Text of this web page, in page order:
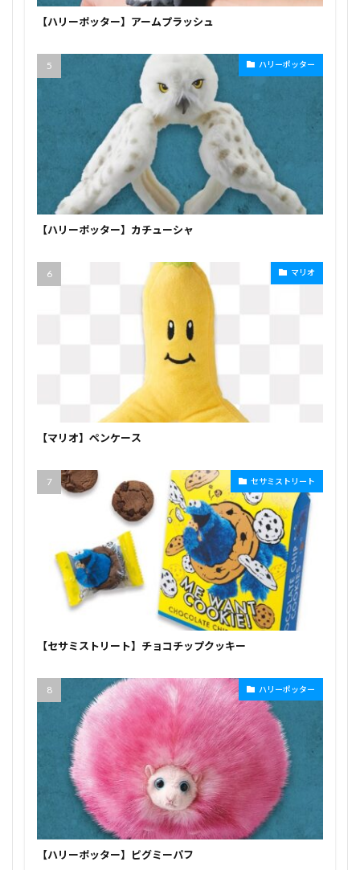
【ハリーポッター】アームプラッシュ
ハリーポッター
【ハリーポッター】カチューシャ
マリオ
【マリオ】ペンケース
セサミストリート
【セサミストリート】チョコチップクッキー
ハリーポッター
【ハリーポッター】ピグミーパフ